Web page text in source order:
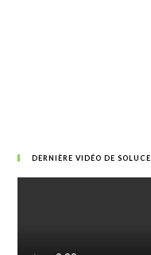
DERNIÈRE VIDÉO DE SOLUCE